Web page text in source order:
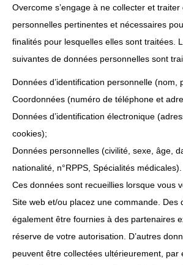
Overcome s’engage à ne collecter et
personnelles pertinentes et nécessaires
finalités pour lesquelles elles sont traitées.
suivantes de données personnelles sont
Données d’identification personnelle (nom,
Coordonnées (numéro de téléphone et
Données d’identification électronique
cookies);
Données personnelles (civilité, sexe, âge,
nationalité, n°RPPS, Spécialités médicales).
Ces données sont recueillies lorsque vous
Site web et/ou placez une commande. Des
également être fournies à des partenaires
réserve de votre autorisation. D’autres
peuvent être collectées ultérieurement, par